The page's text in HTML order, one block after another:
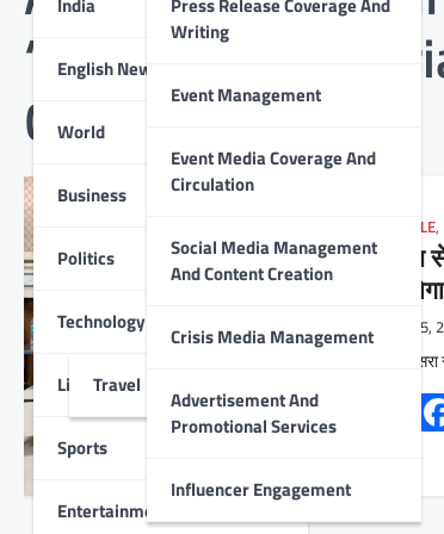
English News
World
Business
Politics
Technology
Lifestyle
Travel
Sports
Entertainment
Writing
Event Management
Event Media Coverage And
Circulation
Social Media Management
And Content Creation
Crisis Media Management
Advertisement And
Promotional Services
Influencer Engagement
‘Hibiscus’ Drug
College
LIFESTYLE,
सिकल
शुरू
May 5,
देश का